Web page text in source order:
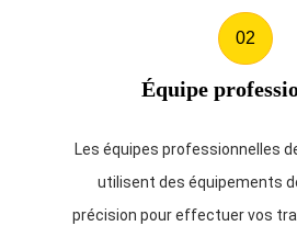
02
Équipe
Les équipes professionnelles
utilisent des équipements
précision pour effectuer vos